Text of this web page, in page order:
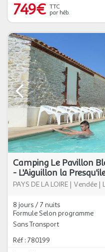
749€ TTC
par héb.
Camping Le Pavillon
- L'Aiguillon la
PAYS DE LA LOIRE | Vendée |
8 jours / 7 nuits
Formule Selon programme
Sans Transport
Réf : 780199